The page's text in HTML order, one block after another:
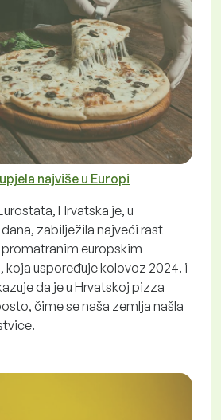
najviše u Europi
Hrvatska je, u
zabilježila najveći rast
europskim
koja uspoređuje kolovoz 2024. i
da je u Hrvatskoj pizza
čime se naša zemlja našla